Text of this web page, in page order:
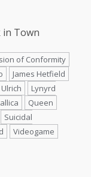
in Town
of Conformity
James Hetfield
Lynyrd
Queen
Suicidal
Videogame